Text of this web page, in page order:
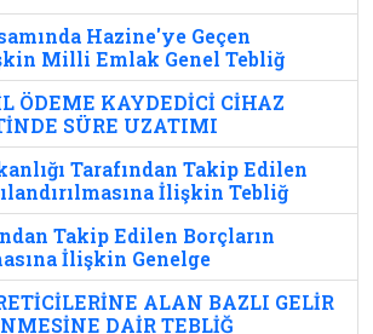
Hazine'ye Geçen
Milli Emlak Genel Tebliğ
ÖDEME KAYDEDİCİ CİHAZ
SÜRE UZATIMI
Tarafından Takip Edilen
İlişkin Tebliğ
Takip Edilen Borçların
İlişkin Genelge
ALAN BAZLI GELİR
DAİR TEBLİĞ